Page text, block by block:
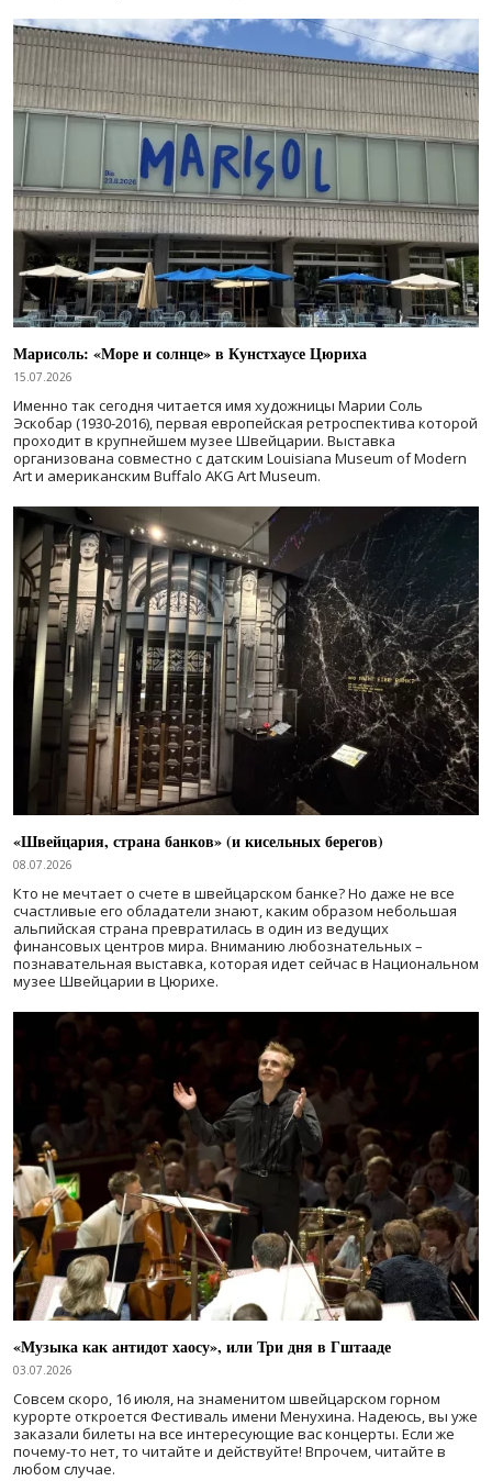
Марисоль: «Море и солнце» в Кунстхаусе Цюриха
15.07.2026
Именно так сегодня читается имя художницы Марии Соль
Эскобар (1930-2016), первая европейская ретроспектива которой
проходит в крупнейшем музее Швейцарии. Выставка
организована совместно с датским Louisiana Museum of Modern
Art и американским Buffalo AKG Art Museum.
«Швейцария, страна банков» (и кисельных берегов)
08.07.2026
Кто не мечтает о счете в швейцарском банке? Но даже не все
счастливые его обладатели знают, каким образом небольшая
альпийская страна превратилась в один из ведущих
финансовых центров мира. Вниманию любознательных –
познавательная выставка, которая идет сейчас в Национальном
музее Швейцарии в Цюрихе.
«Музыка как антидот хаосу», или Три дня в Гштааде
03.07.2026
Совсем скоро, 16 июля, на знаменитом швейцарском горном
курорте откроется Фестиваль имени Менухина. Надеюсь, вы уже
заказали билеты на все интересующие вас концерты. Если же
почему-то нет, то читайте и действуйте! Впрочем, читайте в
любом случае.